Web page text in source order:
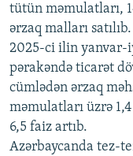
tütün məmulatları,
ərzaq malları satılıb.
2025-ci ilin yanvar-
pərakəndə ticarət
cümlədən ərzaq
məmulatları üzrə
6,5 faiz artıb.
Azərbaycanda tez-